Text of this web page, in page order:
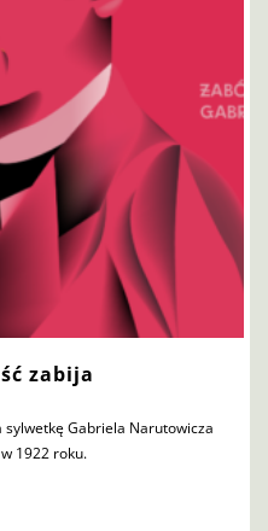
zabija
Gabriela Narutowicza
1922 roku.